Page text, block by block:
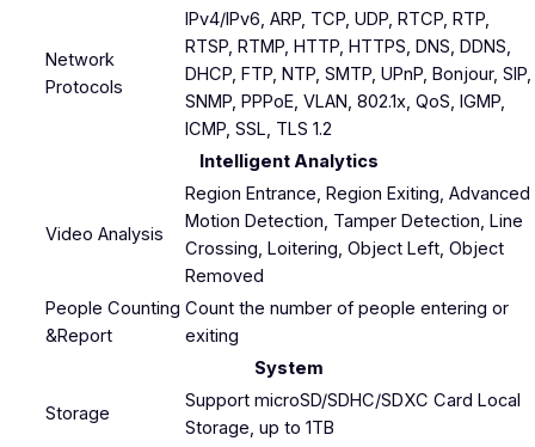
Network
Protocols
IPv4/IPv6, ARP, TCP, UDP, RTCP, RTP,
RTSP, RTMP, HTTP, HTTPS, DNS, DDNS,
DHCP, FTP, NTP, SMTP, UPnP, Bonjour, SIP,
SNMP, PPPoE, VLAN, 802.1x, QoS, IGMP,
ICMP, SSL, TLS 1.2
Intelligent Analytics
Video Analysis
Region Entrance, Region Exiting, Advanced
Motion Detection, Tamper Detection, Line
Crossing, Loitering, Object Left, Object
Removed
People Counting
&Report
Count the number of people entering or
exiting
System
Storage
Support microSD/SDHC/SDXC Card Local
Storage, up to 1TB